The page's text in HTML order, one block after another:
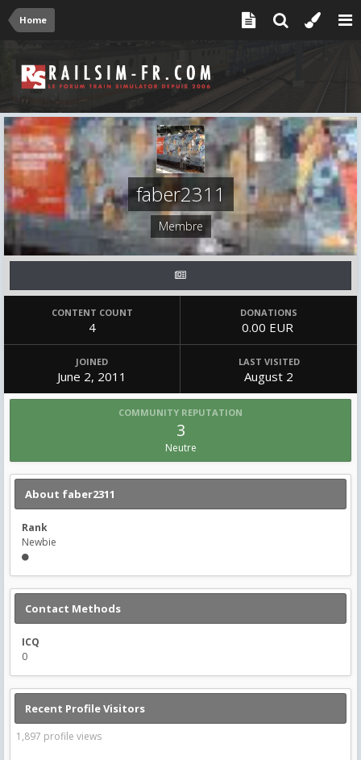
Home
faber2311
Membre
CONTENT COUNT
4
DONATIONS
0.00 EUR
JOINED
June 2, 2011
LAST VISITED
August 2
COMMUNITY REPUTATION
3
Neutre
About faber2311
Rank
Newbie
Contact Methods
ICQ
0
Recent Profile Visitors
1,897 profile views